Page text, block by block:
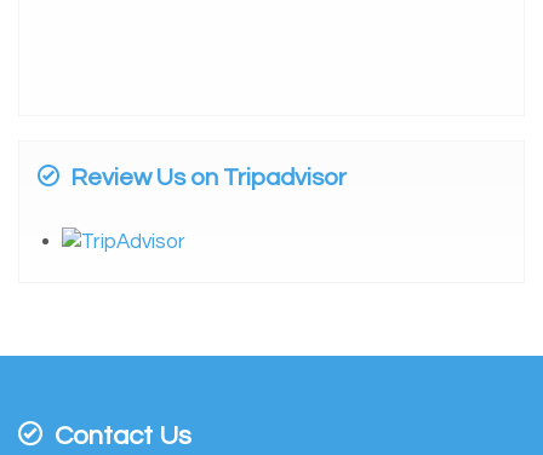
Review Us on Tripadvisor
Contact Us